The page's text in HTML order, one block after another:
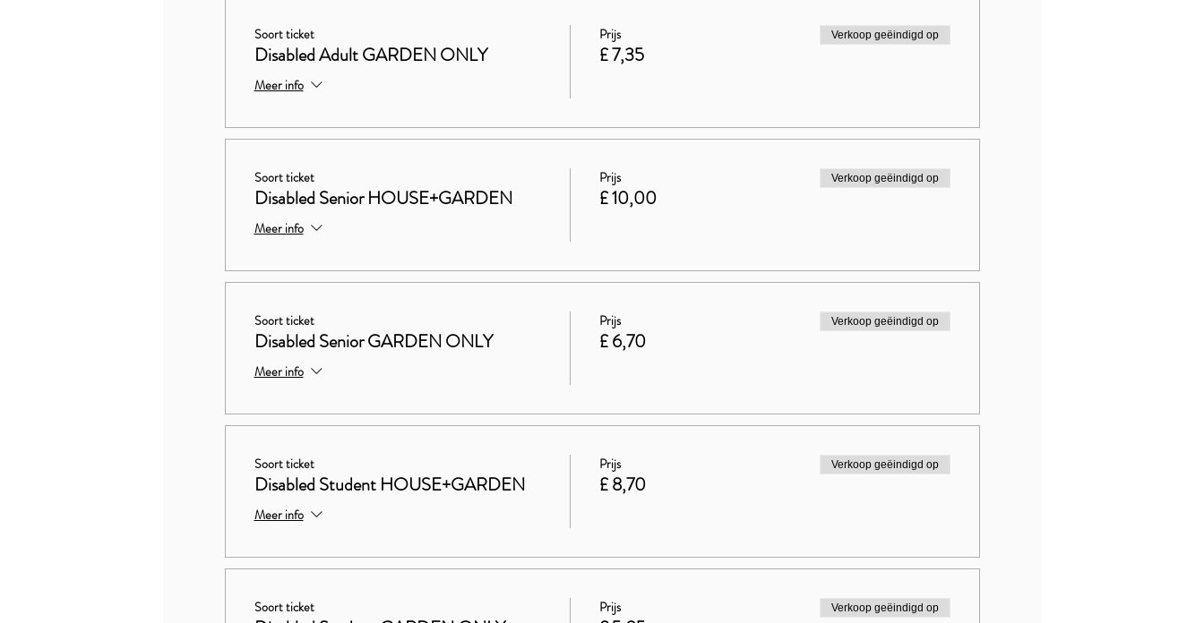
Soort ticket
Disabled Adult GARDEN ONLY
Meer info
Prijs
£ 7,35
Verkoop geëindigd op
Soort ticket
Disabled Senior HOUSE+GARDEN
Meer info
Prijs
£ 10,00
Verkoop geëindigd op
Soort ticket
Disabled Senior GARDEN ONLY
Meer info
Prijs
£ 6,70
Verkoop geëindigd op
Soort ticket
Disabled Student HOUSE+GARDEN
Meer info
Prijs
£ 8,70
Verkoop geëindigd op
Soort ticket Prijs Verkoop geëindigd op